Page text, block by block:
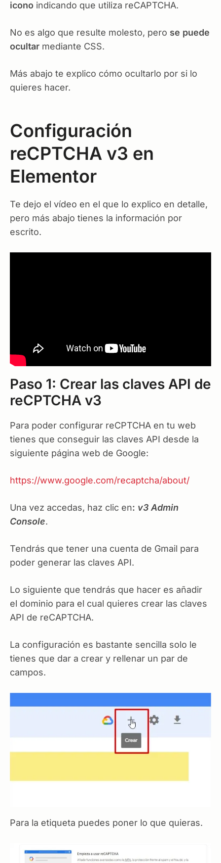
icono indicando que utiliza reCAPTCHA.
No es algo que resulte molesto, pero se puede
ocultar mediante CSS.
Más abajo te explico cómo ocultarlo por si lo
quieres hacer.
Configuración
reCPTCHA v3 en
Elementor
Te dejo el vídeo en el que lo explico en detalle,
pero más abajo tienes la información por
escrito.
Paso 1: Crear las claves API de
reCPTCHA v3
Para poder configurar reCPTCHA en tu web
tienes que conseguir las claves API desde la
siguiente página web de Google:
https://www.google.com/recaptcha/about/
Una vez accedas, haz clic en: v3 Admin
Console.
Tendrás que tener una cuenta de Gmail para
poder generar las claves API.
Lo siguiente que tendrás que hacer es añadir
el dominio para el cual quieres crear las claves
API de reCAPTCHA.
La configuración es bastante sencilla solo le
tienes que dar a crear y rellenar un par de
campos.
Para la etiqueta puedes poner lo que quieras.